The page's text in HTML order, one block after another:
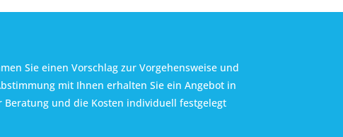
Sie einen Vorschlag zur Vorgehensweise und
mit Ihnen erhalten Sie ein Angebot in
und die Kosten individuell festgelegt